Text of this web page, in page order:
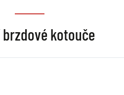
brzdové kotouče